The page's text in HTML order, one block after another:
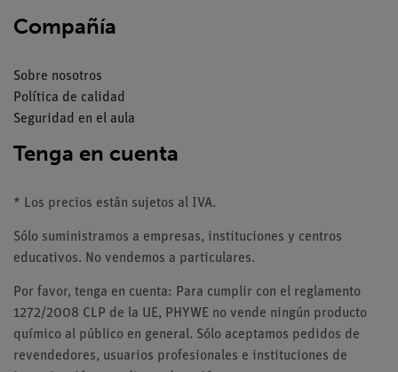
Compañía
Sobre nosotros
Política de calidad
Seguridad en el aula
Tenga en cuenta
* Los precios están sujetos al IVA.
Sólo suministramos a empresas, instituciones y centros
educativos. No vendemos a particulares.
Por favor, tenga en cuenta: Para cumplir con el reglamento
1272/2008 CLP de la UE, PHYWE no vende ningún producto
químico al público en general. Sólo aceptamos pedidos de
revendedores, usuarios profesionales e instituciones de